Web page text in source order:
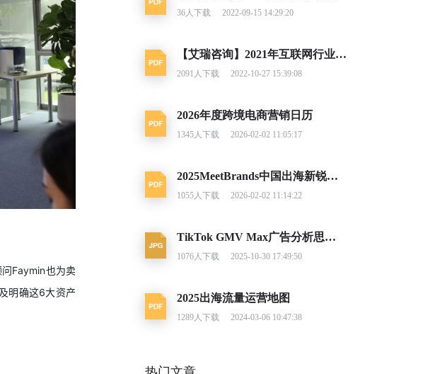
Faymin也为卖
明确这6大资产
36人下载 2022-09-15 14:29:20
【艾瑞咨询】2021年互联网行业挑战与机遇白皮书
2091 人下载 2022-10-27 15:39:08
2026年度跨境电商营销日历
1345人下载 2026-02-02 11:05:17
2025MeetBrands中国出海新锐消费品牌榜单报告
1055人下载 2026-02-02 11:14:22
TikTok GMV Max广告分析思路及调整建议
1076人下载 2025-10-30 17:49:50
2025出海流量运营地图
1289人下载 2024-03-06 10:47:38